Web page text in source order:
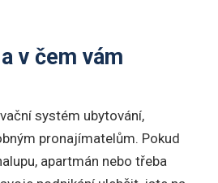
v čem vám
systém ubytování,
pronajímatelům. Pokud
apartmán nebo třeba